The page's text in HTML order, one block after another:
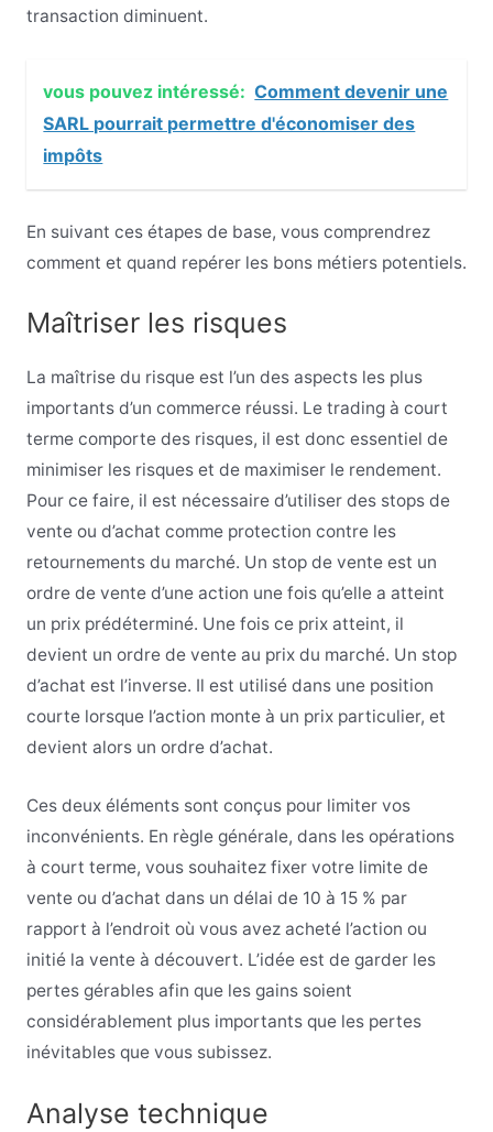
transaction diminuent.
vous pouvez intéressé: Comment devenir une
SARL pourrait permettre d'économiser des
impôts
En suivant ces étapes de base, vous comprendrez
comment et quand repérer les bons métiers potentiels.
Maîtriser les risques
La maîtrise du risque est l’un des aspects les plus
importants d’un commerce réussi. Le trading à court
terme comporte des risques, il est donc essentiel de
minimiser les risques et de maximiser le rendement.
Pour ce faire, il est nécessaire d’utiliser des stops de
vente ou d’achat comme protection contre les
retournements du marché. Un stop de vente est un
ordre de vente d’une action une fois qu’elle a atteint
un prix prédéterminé. Une fois ce prix atteint, il
devient un ordre de vente au prix du marché. Un stop
d’achat est l’inverse. Il est utilisé dans une position
courte lorsque l’action monte à un prix particulier, et
devient alors un ordre d’achat.
Ces deux éléments sont conçus pour limiter vos
inconvénients. En règle générale, dans les opérations
à court terme, vous souhaitez fixer votre limite de
vente ou d’achat dans un délai de 10 à 15 % par
rapport à l’endroit où vous avez acheté l’action ou
initié la vente à découvert. L’idée est de garder les
pertes gérables afin que les gains soient
considérablement plus importants que les pertes
inévitables que vous subissez.
Analyse technique